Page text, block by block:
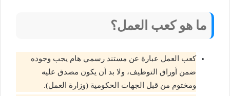
ما هو كعب العمل؟
كعب العمل عبارة عن مستند رسمي هام يجب وجوده
ضمن أوراق التوظيف، ولا بد أن يكون مصدق عليه
ومختوم من قبل الجهات الحكومية (وزارة العمل).